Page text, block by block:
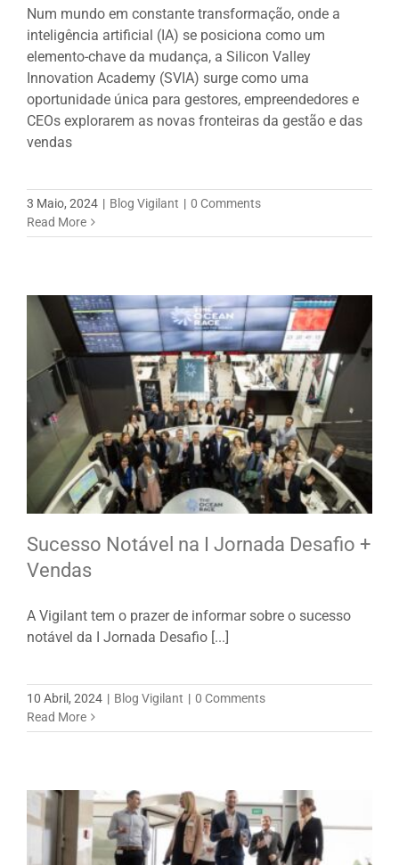
Num mundo em constante transformação, onde a
inteligência artificial (IA) se posiciona como um
elemento-chave da mudança, a Silicon Valley
Innovation Academy (SVIA) surge como uma
oportunidade única para gestores, empreendedores e
CEOs explorarem as novas fronteiras da gestão e das
vendas
3 Maio, 2024 | Blog Vigilant | 0 Comments
Read More
Sucesso Notável na I Jornada Desafio +
Vendas
A Vigilant tem o prazer de informar sobre o sucesso
notável da I Jornada Desafio [...]
10 Abril, 2024 | Blog Vigilant | 0 Comments
Read More